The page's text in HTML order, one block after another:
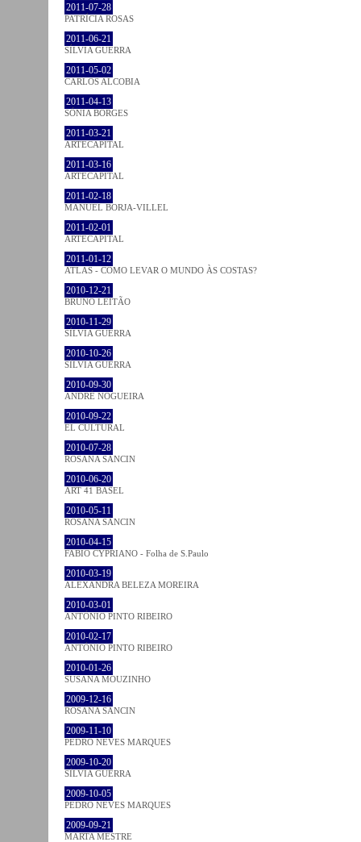
2011-07-28
PATRÍCIA ROSAS
2011-06-21
SÍLVIA GUERRA
2011-05-02
CARLOS ALCOBIA
2011-04-13
SÓNIA BORGES
2011-03-21
ARTECAPITAL
2011-03-16
ARTECAPITAL
2011-02-18
MANUEL BORJA-VILLEL
2011-02-01
ARTECAPITAL
2011-01-12
ATLAS - COMO LEVAR O MUNDO ÀS COSTAS?
2010-12-21
BRUNO LEITÃO
2010-11-29
SÍLVIA GUERRA
2010-10-26
SÍLVIA GUERRA
2010-09-30
ANDRÉ NOGUEIRA
2010-09-22
EL CULTURAL
2010-07-28
ROSANA SANCIN
2010-06-20
ART 41 BASEL
2010-05-11
ROSANA SANCIN
2010-04-15
FABIO CYPRIANO - Folha de S.Paulo
2010-03-19
ALEXANDRA BELEZA MOREIRA
2010-03-01
ANTÓNIO PINTO RIBEIRO
2010-02-17
ANTÓNIO PINTO RIBEIRO
2010-01-26
SUSANA MOUZINHO
2009-12-16
ROSANA SANCIN
2009-11-10
PEDRO NEVES MARQUES
2009-10-20
SÍLVIA GUERRA
2009-10-05
PEDRO NEVES MARQUES
2009-09-21
MARTA MESTRE